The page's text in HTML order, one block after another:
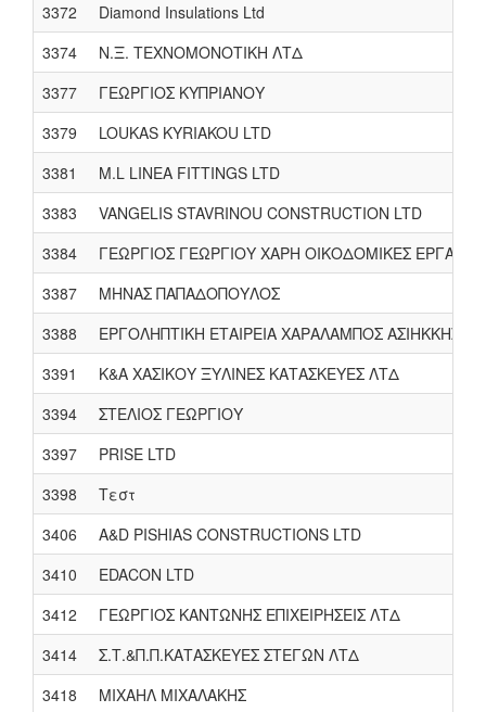
3372
Diamond Insulations Ltd
3374
Ν.Ξ. ΤΕΧΝΟΜΟΝΟΤΙΚΗ ΛΤΔ
3377
ΓΕΩΡΓΙΟΣ ΚΥΠΡΙΑΝΟΥ
3379
LOUKAS KYRIAKOU LTD
3381
M.L LINEA FITTINGS LTD
3383
VANGELIS STAVRINOU CONSTRUCTION LTD
3384
ΓΕΩΡΓΙΟΣ ΓΕΩΡΓΙΟΥ ΧΑΡΗ ΟΙΚΟΔΟΜΙΚΕΣ
3387
ΜΗΝΑΣ ΠΑΠΑΔΟΠΟΥΛΟΣ
3388
ΕΡΓΟΛΗΠΤΙΚΗ ΕΤΑΙΡΕΙΑ ΧΑΡΑΛΑΜΠΟΣ ΑΣΙΗΚΚΗΣ
3391
Κ&Α ΧΑΣΙΚΟΥ ΞΥΛΙΝΕΣ ΚΑΤΑΣΚΕΥΕΣ ΛΤΔ
3394
ΣΤΕΛΙΟΣ ΓΕΩΡΓΙΟΥ
3397
PRISE LTD
3398
Τεστ
3406
A&D PISHIAS CONSTRUCTIONS LTD
3410
EDACON LTD
3412
ΓΕΩΡΓΙΟΣ ΚΑΝΤΩΝΗΣ ΕΠΙΧΕΙΡΗΣΕΙΣ ΛΤΔ
3414
Σ.Τ.&Π.Π.ΚΑΤΑΣΚΕΥΕΣ ΣΤΕΓΩΝ ΛΤΔ
3418
ΜΙΧΑΗΛ ΜΙΧΑΛΑΚΗΣ